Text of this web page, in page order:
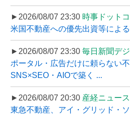
►2026/08/07 23:30 時事ドット
米国不動産への優先出資等によ
►2026/08/07 23:30 毎日新聞デ
ポータル・広告だけに頼らない
SNS×SEO・AIOで築く ...
►2026/08/07 20:30 産経ニュース
東急不動産、アイ・グリッド・